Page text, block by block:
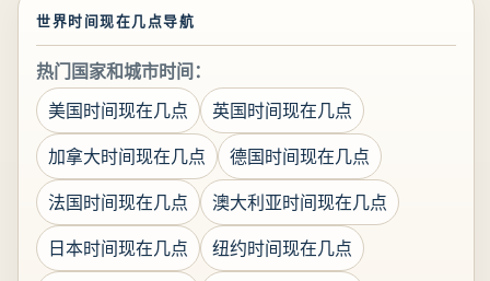
世界时间现在几点导航
热门国家和城市时间：
美国时间现在几点
英国时间现在几点
加拿大时间现在几点
德国时间现在几点
法国时间现在几点
澳大利亚时间现在几点
日本时间现在几点
纽约时间现在几点